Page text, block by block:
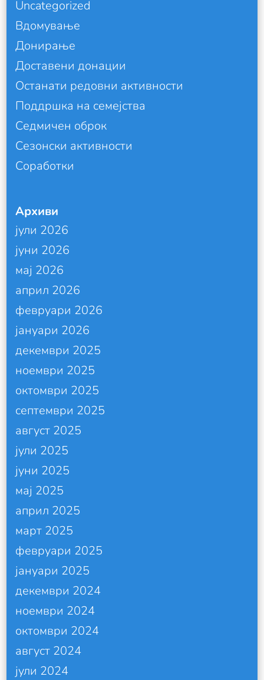
Uncategorized
Вдомување
Донирање
Доставени донации
Останати редовни активности
Поддршка на семејства
Седмичен оброк
Сезонски активности
Соработки
Архиви
јули 2026
јуни 2026
мај 2026
април 2026
февруари 2026
јануари 2026
декември 2025
ноември 2025
октомври 2025
септември 2025
август 2025
јули 2025
јуни 2025
мај 2025
април 2025
март 2025
февруари 2025
јануари 2025
декември 2024
ноември 2024
октомври 2024
август 2024
јули 2024